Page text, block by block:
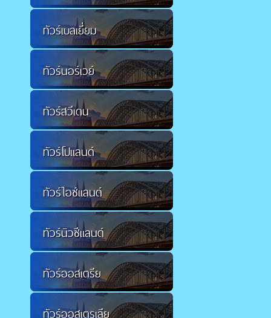
ทัวร์เบลเยี่ยม
ทัวร์นอร์เวย์
ทัวร์สวีเดน
ทัวร์โปแลนด์
ทัวร์ไอซ์แลนด์
ทัวร์นิวซีแลนด์
ทัวร์ออสเตรีย
ทัวร์ออสเตรเลีย